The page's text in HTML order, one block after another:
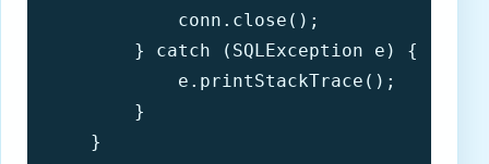
            conn.close();
        } catch (SQLException e) {
            e.printStackTrace();
        }
    }